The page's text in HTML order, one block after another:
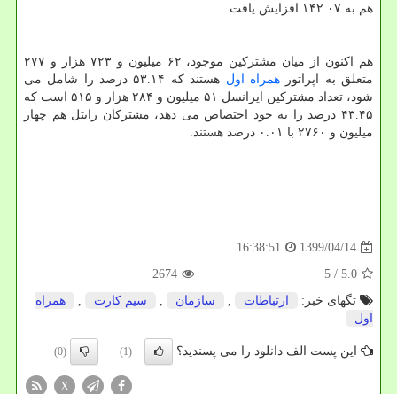
هم به ۱۴۲.۰۷ افزایش یافت.
هم اکنون از میان مشترکین موجود، ۶۲ میلیون و ۷۲۳ هزار و ۲۷۷
متعلق به اپراتورهمراه اول
هستند که ۵۳.۱۴ درصد را شامل می
شود، تعداد مشترکین ایرانسل ۵۱ میلیون و ۲۸۴ هزار و ۵۱۵ است که
۴۳.۴۵ درصد را به خود اختصاص می دهد، مشترکان رایتل هم چهار
میلیون و ۲۷۶۰ با ۰.۰۱ درصد هستند.
1399/04/14
16:38:51
5.0
/ 5
2674
تگهای خبر:
ارتباطات , سازمان , سیم كارت ,
همراه
اول
این پست الف دانلود را می پسندید؟ (1)
(0)
X